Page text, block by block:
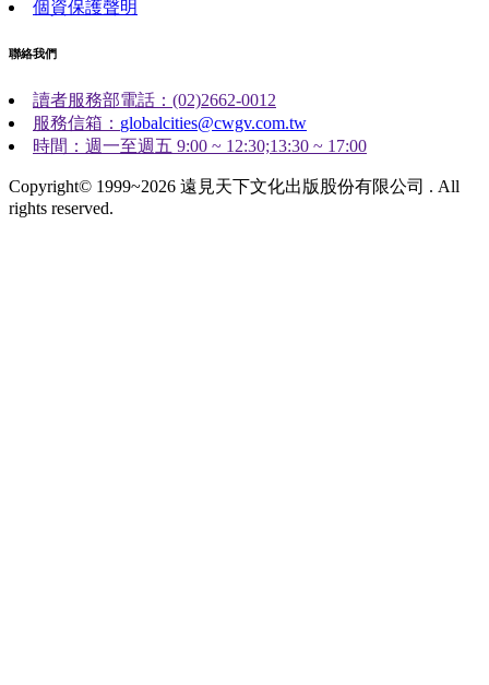
個資保護聲明
聯絡我們
讀者服務部電話：(02)2662-0012
服務信箱： globalcities@cwgv.com.tw
時間：週一至週五 9:00 ~ 12:30;13:30 ~ 17:00
Copyright© 1999~2026 遠見天下文化出版股份有限公司 . All
rights reserved.